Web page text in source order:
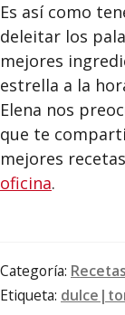
Es así como
deleitar los
mejores
estrella a la
Elena nos
que te
mejores
oficina.
Categoría:
Etiqueta: